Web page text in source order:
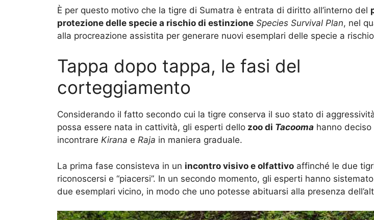
È per questo motivo che la tigre di Sumatra è entrata di diritto all’interno del
protezione delle specie a rischio di estinzione Species Survival Plan, nel
alla procreazione assistita per generare nuovi esemplari delle specie a
Tappa dopo tappa, le fasi del
corteggiamento
Considerando il fatto secondo cui la tigre conserva il suo stato di
possa essere nata in cattività, gli esperti dello zoo di Tacooma hanno
incontrare Kirana e Raja in maniera graduale.
La prima fase consisteva in un incontro visivo e olfattivo affinché le due
riconoscersi e “piacersi”. In un secondo momento, gli esperti hanno
due esemplari vicino, in modo che uno potesse abituarsi alla presenza